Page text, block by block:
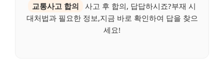
교통사고 합의
사고 후 합의, 답답하시죠?부재 시
대처법과 필요한 정보,지금 바로 확인하여 답을 찾으
세요!